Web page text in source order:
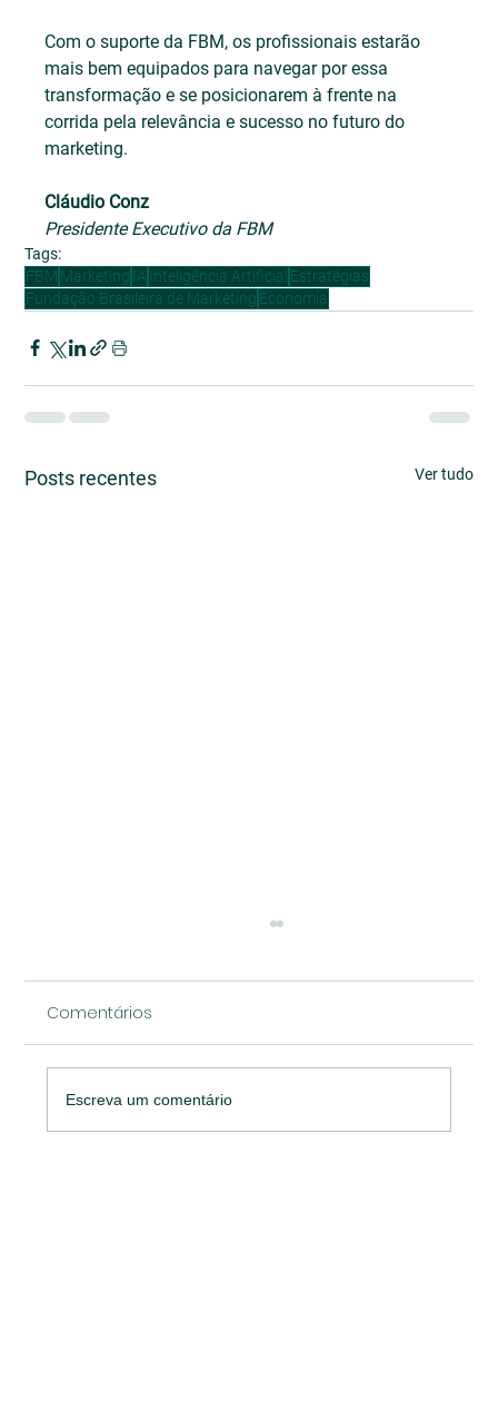
Com o suporte da FBM, os profissionais estarão
mais bem equipados para navegar por essa
transformação e se posicionarem à frente na
corrida pela relevância e sucesso no futuro do
marketing.
Cláudio Conz
Presidente Executivo da FBM
Tags:
FBM Marketing IA Inteligência Artificial Estratégias
Fundação Brasileira de Marketing Economia
Posts recentes Ver tudo
Comentários
Escreva um comentário